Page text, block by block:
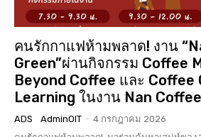
คนรักกาแฟห้ามพลาด! งาน
Green”ผ่านกิจกรรม Coffee
Beyond Coffee และ Coffee
Learning ในงาน Nan
ADS AdminOIT - 4 กรกฎาคม 2026